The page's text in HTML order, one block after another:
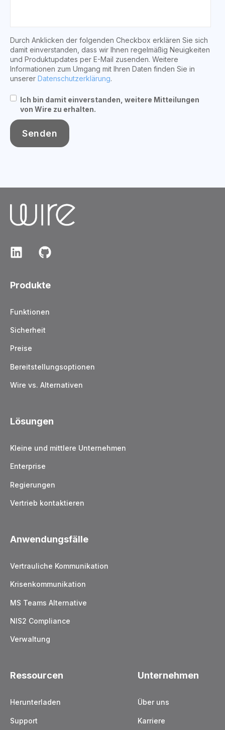
Durch Anklicken der folgenden Checkbox erklären Sie sich
damit einverstanden, dass wir Ihnen regelmäßig Neuigkeiten
und Produktupdates per E-Mail zusenden. Weitere
Informationen zum Umgang mit Ihren Daten finden Sie in
unserer Datenschutzerklärung.
Ich bin damit einverstanden, weitere Mitteilungen
von Wire zu erhalten.
Produkte
Funktionen
Sicherheit
Preise
Bereitstellungsoptionen
Wire vs. Alternativen
Lösungen
Kleine und mittlere Unternehmen
Enterprise
Regierungen
Vertrieb kontaktieren
Anwendungsfälle
Vertrauliche Kommunikation
Krisenkommunikation
MS Teams Alternative
NIS2 Compliance
Verwaltung
Ressourcen
Herunterladen
Support
Unternehmen
Über uns
Karriere